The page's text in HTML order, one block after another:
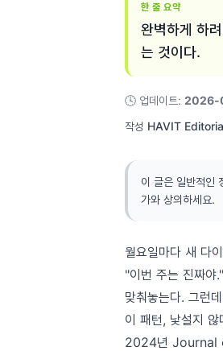
한 줄 요약
완벽하게 하
는 것이다.
🕓 업데이트: 2026-
작성 HAVIT
이 글은 일반적인
가와 상의하세요.
월요일마다 새 다
"이번 주는 진짜야
맞춰놓는다. 그런
이 패턴, 낯설지
2024년 Journal